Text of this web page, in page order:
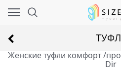
Женские туфли комфорт /
Dir